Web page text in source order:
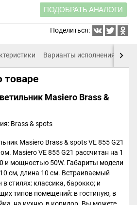
ПОДОБРАТЬ АНАЛОГИ
Поделиться:
Варианты исполнения
товаре
Masiero Brass &
Brass & spots
Masiero Brass & spots VE 855 G21
Masiero VE 855 G21 рассчитан на 1
и мощностью 50W. Габариты модели
см, длина 10 см. Встраиваемый
стилях: классика, барокко; и
типов помещений: в гостиную, в
на кухню, в коридор. Вы можете